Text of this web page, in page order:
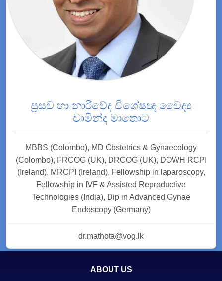
ප්‍රසව හා නාරිවේද විශේෂඥ වෛද්‍ය
චාමින්ද මාතොට
MBBS (Colombo), MD Obstetrics & Gynaecology
(Colombo), FRCOG (UK), DRCOG (UK), DOWH RCPI
(Ireland), MRCPI (Ireland), Fellowship in laparoscopy,
Fellowship in IVF & Assisted Reproductive
Technologies (India), Dip in Advanced Gynae
Endoscopy (Germany)
dr.mathota@vog.lk
ABOUT US